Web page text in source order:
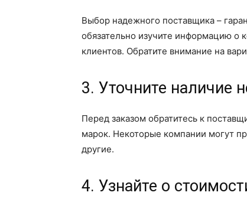
Выбор надежного поставщика –
обязательно изучите информацию о
клиентов. Обратите внимание на
3. Уточните наличие
Перед заказом обратитесь к
марок. Некоторые компании могут
другие.
4. Узнайте о